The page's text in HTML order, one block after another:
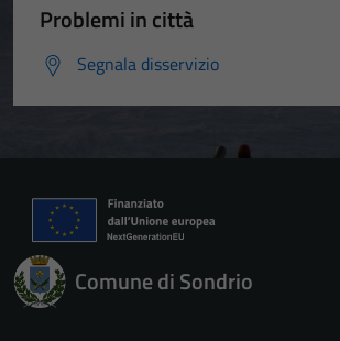
Problemi in città
Segnala disservizio
Comune di Sondrio